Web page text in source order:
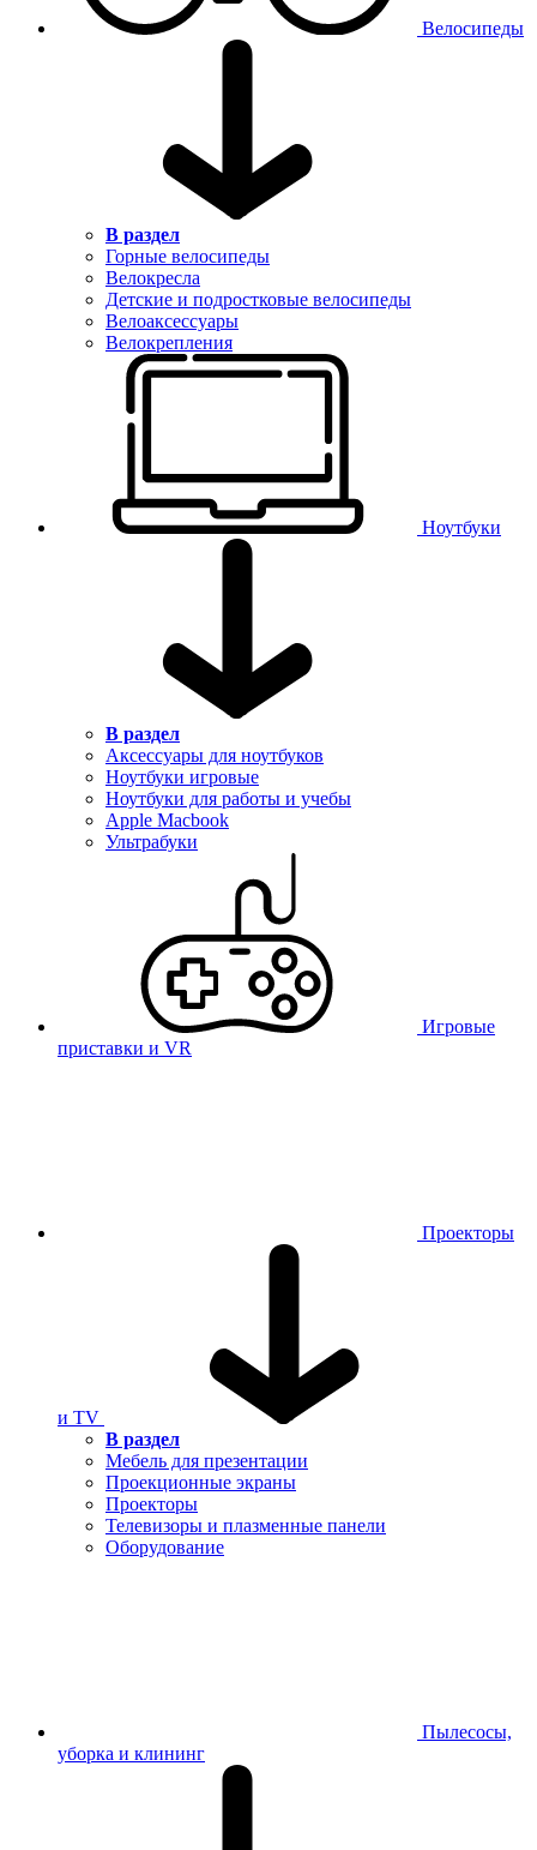
Велосипеды
В раздел
Горные велосипеды
Велокресла
Детские и подростковые велосипеды
Велоаксессуары
Велокрепления
Ноутбуки
В раздел
Аксессуары для ноутбуков
Ноутбуки игровые
Ноутбуки для работы и учебы
Apple Macbook
Ультрабуки
Игровые
приставки и VR
Проекторы
и TV
В раздел
Мебель для презентации
Проекционные экраны
Проекторы
Телевизоры и плазменные панели
Оборудование
Пылесосы,
уборка и клининг